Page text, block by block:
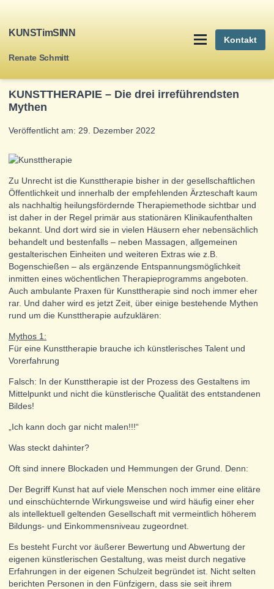
KUNSTimSINN
Renate Schmitt
Kontakt
KUNSTTHERAPIE – Die drei irreführendsten
Mythen
Veröffentlicht am: 29. Dezember 2022
Zu Unrecht ist die Kunsttherapie bisher in der gesellschaftlichen
Öffentlichkeit und innerhalb der empfehlenden Ärzteschaft kaum
als nachhaltig heilungsfördernde Therapiemethode sichtbar und
ist daher in der Regel primär aus stationären Klinikaufenthalten
bekannt. Und dort wird sie in vielen Häusern eher nebensächlich
behandelt und bestenfalls – neben Massagen, allgemeinen
gestalterischen Einheiten und weiteren Extras wie z.B.
Bogenschießen – als ergänzende Entspannungsmöglichkeit
inmitten eines wöchentlichen Therapieprogramms angeboten.
Auch ambulante Praxen für Kunsttherapie sind noch immer eher
rar. Und daher wird es jetzt Zeit, über einige bestehende Mythen
rund um die Kunsttherapie aufzuklären:
Mythos 1:
Für eine Kunsttherapie brauche ich künstlerisches Talent und
Vorerfahrung
Falsch: In der Kunsttherapie ist der Prozess des Gestaltens im
Mittelpunkt und nicht die künstlerische Qualität des entstandenen
Bildes!
„Ich kann doch gar nicht malen!!!“
Was steckt dahinter?
Oft sind innere Blockaden und Hemmungen der Grund. Denn:
Der Begriff Kunst hat auf viele Menschen noch immer eine elitäre
und einschüchternde Wirkungsweise und wird häufig einer eher
als intellektuell geltenden Gesellschaft mit vermeintlich höherem
Bildungs- und Einkommensniveau zugeordnet.
Es besteht Furcht vor äußerer Bewertung und Abwertung der
eigenen künstlerischen Gestaltung, was meist durch negative
Erfahrungen in der eigenen Schulzeit begründet ist. Nicht selten
berichten Personen in den Fünfzigern, dass sie seit ihrem